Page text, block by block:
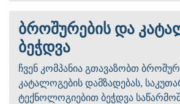
ბროშურების და
ბეჭდვა
ჩვენ კომპანია გთავაზობთ
კატალოგების დამზადებას,
ტექნოლოგიებით ბეჭდვა